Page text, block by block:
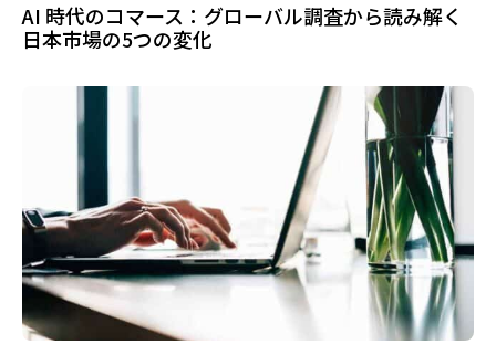
AI 時代のコマース：グローバル調査から読み解く
日本市場の5つの変化